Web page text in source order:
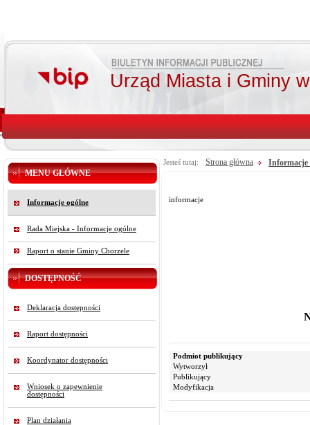
Urząd Miasta i Gminy
MENU GŁÓWNE
Informacje ogólne
Rada Miejska - Informacje ogólne
Raport o stanie Gminy Chorzele
DOSTĘPNOŚĆ
Deklaracja dostępności
Raport dostępności
Koordynator dostępności
Wniosek o zapewnienie
dostępności
Plan działania
Jesteś tutaj: Strona główna Informacje
informacje
Podmiot publikujący
Wytworzył
Publikujący
Modyfikacja